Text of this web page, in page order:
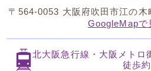
〒564-0053 大阪府吹田市江の
GoogleMapで
北大阪急行線・大阪メトロ
徒歩